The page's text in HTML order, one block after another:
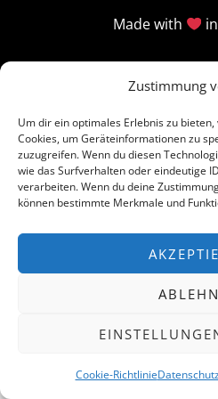
Zustimmung
Um dir ein optimales Erlebnis zu
Cookies, um Geräteinformationen zu
zuzugreifen. Wenn du diesen
wie das Surfverhalten oder eindeutige
verarbeiten. Wenn du deine
können bestimmte Merkmale und
Cookie-Richtlinie
Made with